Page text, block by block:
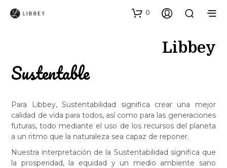
0
Libbey
Sustentable
Para Libbey, Sustentabilidad significa crear una mejor
calidad de vida para todos, así como para las generaciones
futuras, todo mediante el uso de los recursos del planeta
a un ritmo que la naturaleza sea capaz de reponer.
Nuestra interpretación de la Sustentabilidad significa que
la prosperidad, la equidad y un medio ambiente sano